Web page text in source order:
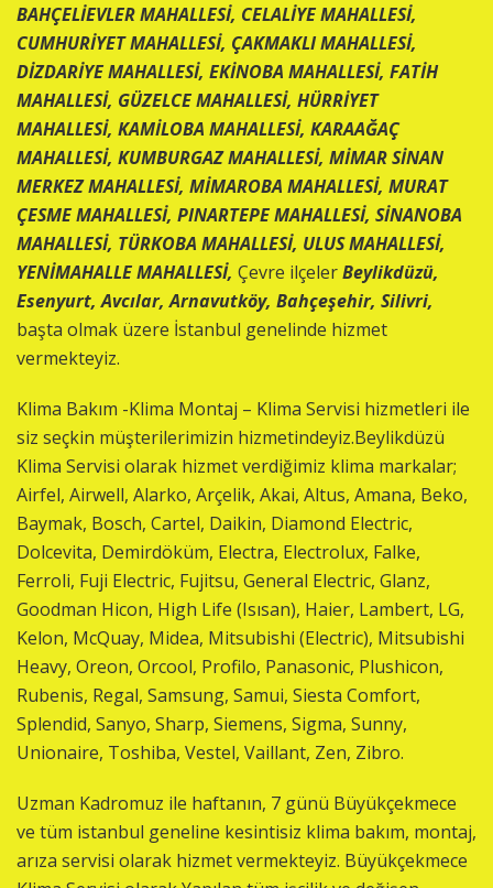
BAHÇELİEVLER MAHALLESİ, CELALİYE MAHALLESİ,
CUMHURİYET MAHALLESİ, ÇAKMAKLI MAHALLESİ,
DİZDARİYE MAHALLESİ, EKİNOBA MAHALLESİ, FATİH
MAHALLESİ, GÜZELCE MAHALLESİ, HÜRRİYET
MAHALLESİ, KAMİLOBA MAHALLESİ, KARAAĞAÇ
MAHALLESİ, KUMBURGAZ MAHALLESİ, MİMAR SİNAN
MERKEZ MAHALLESİ, MİMAROBA MAHALLESİ, MURAT
ÇESME MAHALLESİ, PINARTEPE MAHALLESİ, SİNANOBA
MAHALLESİ, TÜRKOBA MAHALLESİ, ULUS MAHALLESİ,
YENİMAHALLE MAHALLESİ, Çevre ilçelerBeylikdüzü,
Esenyurt, Avcılar, Arnavutköy, Bahçeşehir, Silivri,
başta olmak üzere İstanbul genelinde hizmet
vermekteyiz.
Klima Bakım -Klima Montaj – Klima Servisi hizmetleri ile
siz seçkin müşterilerimizin hizmetindeyiz.Beylikdüzü
Klima Servisi olarak hizmet verdiğimiz klima markalar;
Airfel, Airwell, Alarko, Arçelik, Akai, Altus, Amana, Beko,
Baymak, Bosch, Cartel, Daikin, Diamond Electric,
Dolcevita, Demirdöküm, Electra, Electrolux, Falke,
Ferroli, Fuji Electric, Fujitsu, General Electric, Glanz,
Goodman Hicon, High Life (Isısan), Haier, Lambert, LG,
Kelon, McQuay, Midea, Mitsubishi (Electric), Mitsubishi
Heavy, Oreon, Orcool, Profilo, Panasonic, Plushicon,
Rubenis, Regal, Samsung, Samui, Siesta Comfort,
Splendid, Sanyo, Sharp, Siemens, Sigma, Sunny,
Unionaire, Toshiba, Vestel, Vaillant, Zen, Zibro.
Uzman Kadromuz ile haftanın, 7 günü Büyükçekmece
ve tüm istanbul geneline kesintisiz klima bakım, montaj,
arıza servisi olarak hizmet vermekteyiz. Büyükçekmece